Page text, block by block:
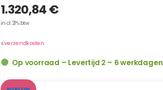
1.320,84€
incl. 21% btw
verzendkosten
Op voorraad – Levertijd 2 – 6 werkdagen